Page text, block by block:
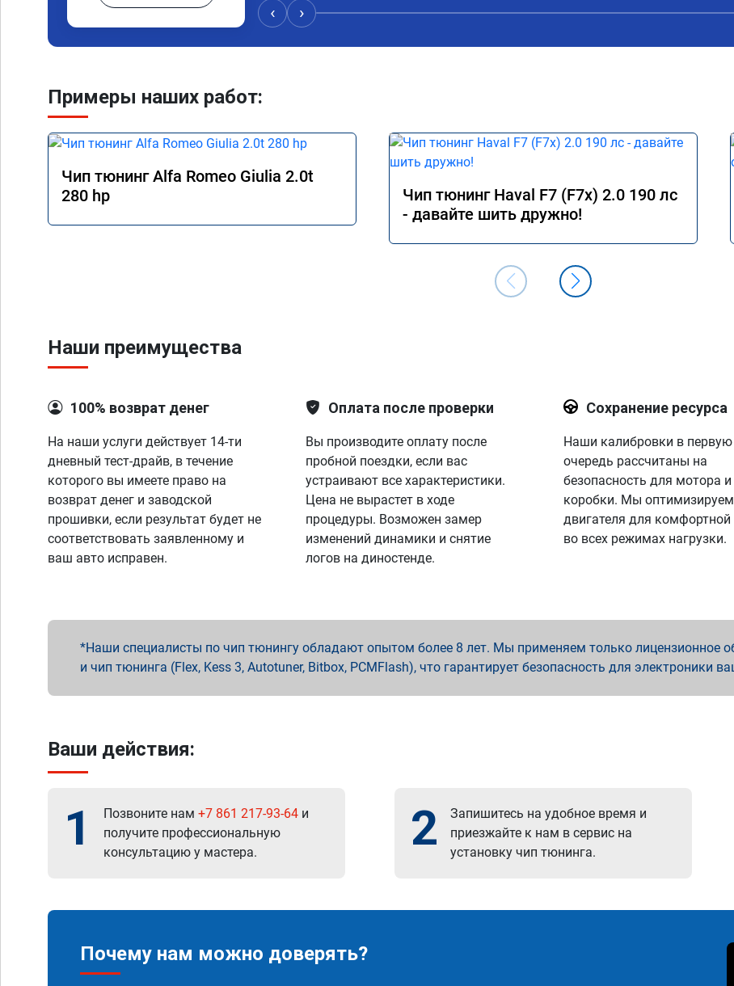
всем, кто сомневается.
‹ ›
Примеры наших работ:
Чип тюнинг Alfa Romeo Giulia 2.0t
280 hp
Чип тюнинг Haval F7 (F7x) 2.0 190 лс
- давайте шить дружно!
Наши преимущества
100% возврат денег
На наши услуги действует 14-ти
дневный тест-драйв, в течение
которого вы имеете право на
возврат денег и заводской
прошивки, если результат будет не
соответствовать заявленному и
ваш авто исправен.
Оплата после проверки
Вы производите оплату после
пробной поездки, если вас
устраивают все характеристики.
Цена не вырастет в ходе
процедуры. Возможен замер
изменений динамики и снятие
логов на диностенде.
Сохранение ресурса
Наши калибровки в первую
очередь рассчитаны на
безопасность для мотора и
коробки. Мы
двигателя для
во всех режимах нагрузки.
Наши специалисты по чип тюнингу обладают опытом более 8 лет. Мы применяем только лицензионное
и чип тюнинга (Flex, Kess 3, Autotuner, Bitbox, PCMFlash), что гарантирует безопасность для электроники
Ваши действия:
1 Позвоните нам +7 861 217-93-64 и
получите профессиональную
консультацию у мастера.
2
Запишитесь на удобное время и
приезжайте к нам в сервис на
установку чип тюнинга.
Почему нам можно доверять?